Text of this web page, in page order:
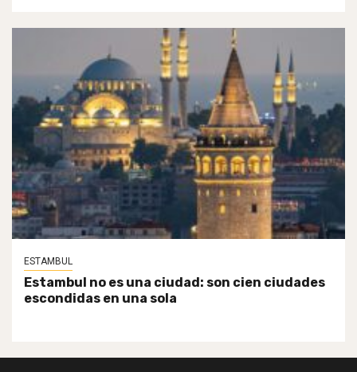
ESTAMBUL
Estambul no es una ciudad: son cien ciudades
escondidas en una sola